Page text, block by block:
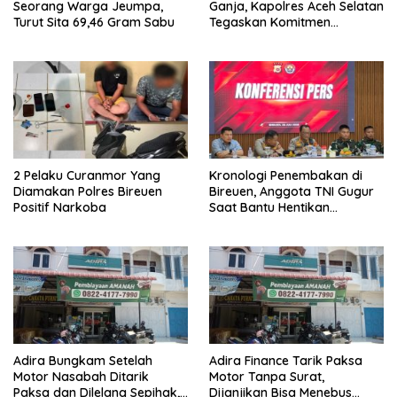
Seorang Warga Jeumpa,
Turut Sita 69,46 Gram Sabu
Ganja, Kapolres Aceh Selatan
Tegaskan Komitmen
2 Pelaku Curanmor Yang
Diamakan Polres Bireuen
Positif Narkoba
Kronologi Penembakan di
Bireuen, Anggota TNI Gugur
Saat Bantu Hentikan
Adira Bungkam Setelah
Motor Nasabah Ditarik
Paksa dan Dilelang Sepihak,
Adira Finance Tarik Paksa
Motor Tanpa Surat,
Dijanjikan Bisa Menebus